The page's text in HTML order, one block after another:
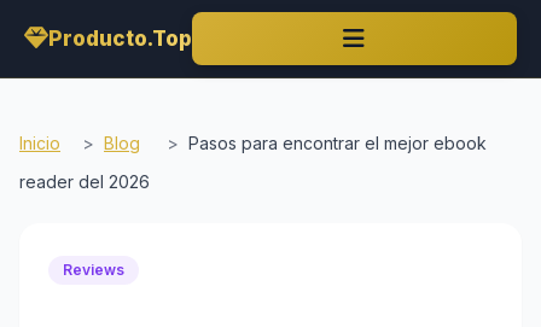
Producto.Top
Inicio > Blog > Pasos para encontrar el mejor ebook
reader del 2026
Reviews